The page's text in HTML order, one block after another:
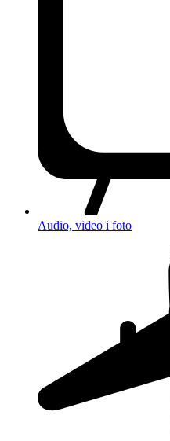
Audio, video i foto